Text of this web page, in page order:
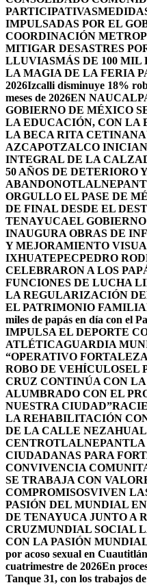
PARTICIPATIVAS
IMPULSADAS POR EL
COORDINACIÓN
MITIGAR DESASTRES
LLUVIASMÁS DE 100 MIL
LA MAGIA DE LA FERIA
2026Izcalli disminuye 18%
meses de 2026EN
GOBIERNO DE MÉXICO
LA EDUCACIÓN, CON LA
LA BECA RITA CETINA
AZCAPOTZALCO
INTEGRAL DE LA
50 AÑOS DE DETERIORO Y
ABANDONO
ORGULLO EL PASE DE
DE FINAL DESDE EL
TENAYUCAEL
INAUGURA OBRAS DE
Y MEJORAMIENTO
IXHUATEPECPEDRO
CELEBRARON A LOS
FUNCIONES DE LUCHA
LA REGULARIZACIÓN
EL PATRIMONIO
miles de papás en día con el
IMPULSA EL DEPORTE
ATLÉTICAGUARDIA
“OPERATIVO
ROBO DE VEHÍCULOSEL
CRUZ CONTINÚA CON
ALUMBRADO CON EL
NUESTRA CIUDAD”
LA REHABILITACIÓN
DE LA CALLE
CENTROTLALNEPANTLA
CIUDADANAS PARA
CONVIVENCIA
SE TRABAJA CON
COMPROMISOSVIVEN
PASIÓN DEL MUNDIAL
DE TENAYUCA JUNTO A
CRUZMUNDIAL SOCIAL
CON LA PASIÓN
por acoso sexual en
cuatrimestre de 2026En
Tanque 31, con los trabajos